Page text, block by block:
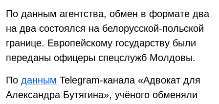
По данным агентства, обмен в формате два
на два состоялся на белорусской-польской
границе. Европейскому государству были
переданы офицеры спецслужб Молдовы.
По данным Telegram-канала «Адвокат для
Александра Бутягина», учёного обменяли